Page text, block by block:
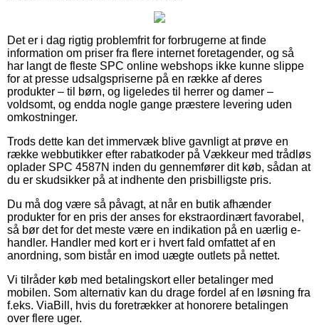
Det er i dag rigtig problemfrit for forbrugerne at finde
information om priser fra flere internet foretagender, og så
har langt de fleste SPC online webshops ikke kunne slippe
for at presse udsalgspriserne på en række af deres
produkter – til børn, og ligeledes til herrer og damer –
voldsomt, og endda nogle gange præstere levering uden
omkostninger.
Trods dette kan det immervæk blive gavnligt at prøve en
række webbutikker efter rabatkoder på Vækkeur med trådløs
oplader SPC 4587N inden du gennemfører dit køb, sådan at
du er skudsikker på at indhente den prisbilligste pris.
Du må dog være så påvagt, at når en butik afhænder
produkter for en pris der anses for ekstraordinært favorabel,
så bør det for det meste være en indikation på en uærlig e-
handler. Handler med kort er i hvert fald omfattet af en
anordning, som bistår en imod uægte outlets på nettet.
Vi tilråder køb med betalingskort eller betalinger med
mobilen. Som alternativ kan du drage fordel af en løsning fra
f.eks. ViaBill, hvis du foretrækker at honorere betalingen
over flere uger.